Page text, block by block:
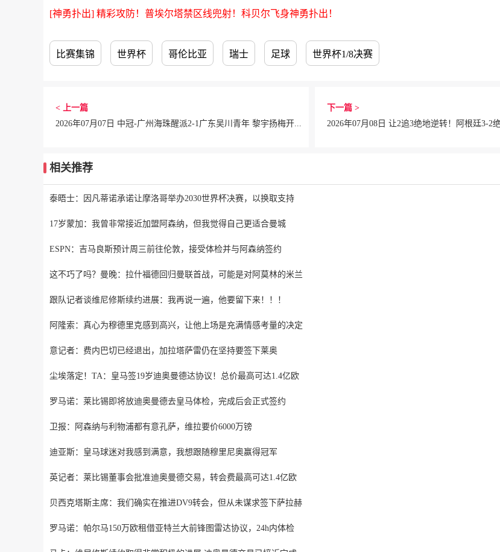
[神勇扑出] 精彩攻防！普埃尔塔禁区线兜射！科贝尔飞身神勇扑出！
比赛集锦 世界杯 哥伦比亚 瑞士 足球 世界杯1/8决赛
< 上一篇
2026年07月07日 中冠-广州海珠醒派2-1广东吴川青年 黎宇扬梅开二度
下一篇 >
相关推荐
泰晤士：因凡蒂诺承诺让摩洛哥举办2030世界杯决赛，以换取支持
17岁蒙加：我曾非常接近加盟阿森纳，但我觉得自己更适合曼城
ESPN：吉马良斯预计周三前往伦敦，接受体检并与阿森纳签约
这不巧了吗？曼晚：拉什福德回归曼联首战，可能是对阿莫林的米兰
跟队记者谈维尼修斯续约进展：我再说一遍，他要留下来！！！
阿隆索：真心为穆德里克感到高兴，让他上场是充满情感考量的决定
意记者：费内巴切已经退出，加拉塔萨雷仍在坚持要签下莱奥
尘埃落定！TA：皇马签19岁迪奥曼德达协议！总价最高可达1.4亿欧
罗马诺：莱比锡即将放迪奥曼德去皇马体检，完成后会正式签约
卫报：阿森纳与利物浦都有意孔萨，维拉要价6000万镑
迪亚斯：皇马球迷对我感到满意，我想跟随穆里尼奥赢得冠军
英记者：莱比锡董事会批准迪奥曼德交易，转会费最高可达1.4亿欧
贝西克塔斯主席：我们确实在推进DV9转会，但从未谋求签下萨拉赫
罗马诺：帕尔马150万欧租借亚特兰大前锋图雷达协议，24h内体检